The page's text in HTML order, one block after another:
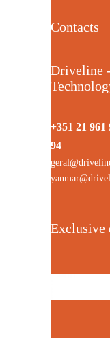
Contacts
Driveline
+351 21 961
94
Exclusive